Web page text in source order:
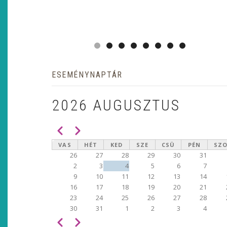
ESEMÉNYNAPTÁR
2026 AUGUSZTUS
OLDALSZÁMOZÁS
Előző Következő
VAS HÉT KED SZE CSÜ PÉN SZO
26 27 28 29 30 31
2
3 4 5 6 7
9
10 11 12 13 14
16
17 18 19 20 21
23
24 25 26 27 28
30
31 1 2 3 4
Előző Következő